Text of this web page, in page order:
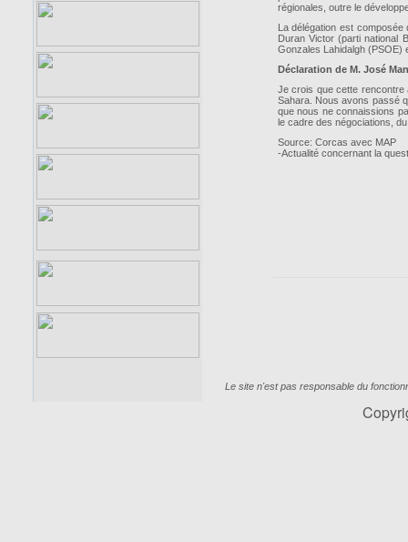
régionales, outre le
La délégation est
Duran Victor (parti national
Gonzales Lahidalgh (PSOE)
Déclaration de M. José
Je crois que cette rencontre
Sahara. Nous avons passé
que nous ne connaissions
le cadre des négociations, du
Source: Corcas avec MAP
-Actualité concernant la
Le site n'est pas responsable du